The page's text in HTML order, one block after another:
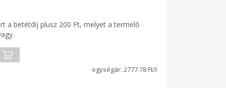
a betétdíj plusz 200 Ft, melyet a termelő
2777.78 Ft/l